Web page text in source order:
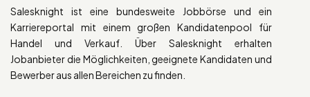
Salesknight ist eine bundesweite Jobbörse und ein
Karriereportal mit einem großen Kandidatenpool für
Handel und Verkauf. Über Salesknight erhalten
Jobanbieter die Möglichkeiten, geeignete Kandidaten und
Bewerber aus allen Bereichen zu finden.